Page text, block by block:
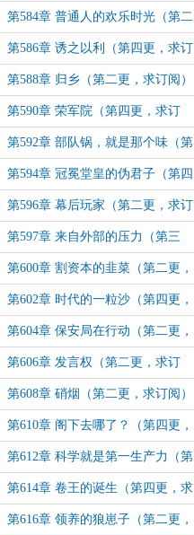
求订阅）
第584章 普通人的欢乐时光（第二
更，求订阅）
第586章 诱之以利（第四更，求订
阅）
第588章 归乡（第二更，求订阅）
第590章 荣军院（第四更，求订
阅）
第592章 部队锅，就是那个味（第
二更，求订阅）
第594章 冠冕堂皇的伪君子（第四
更，求订阅）
第596章 幕后玩家（第二更，求订
阅）
第597章 来自外部的压力（第三
更，求订阅）
第600章 割资本的韭菜（第二更，
求订阅）
第602章 时代的一粒沙（第四更，
求订阅）
第604章 保安局在行动（第二更，
求订阅）
第606章 发言权（第二更，求订
阅）
第608章 硝烟（第二更，求订阅）
第610章 阁下去哪了？（第四更，
求订阅）
第612章 科学就是第一生产力（第
二更，求订阅）
第614章 卷王的诞生（第四更，求
订阅）
第616章 领养的狼崽子（第二更，